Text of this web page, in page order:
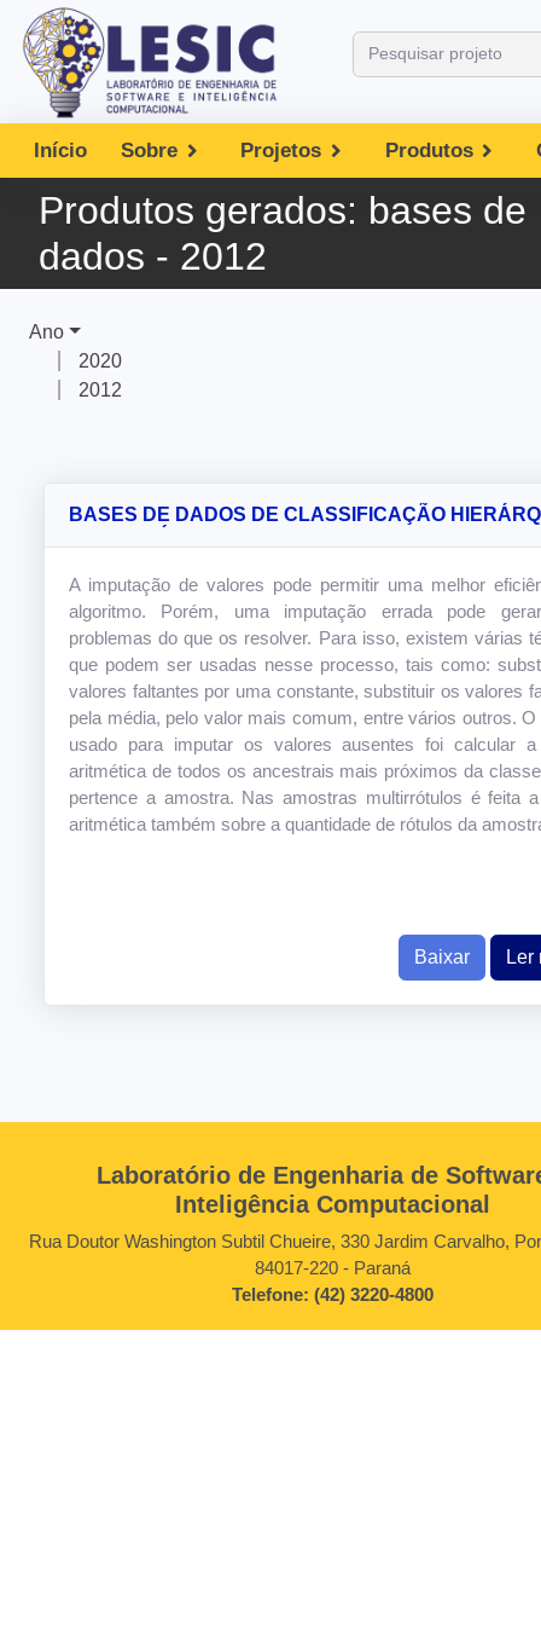
Início Sobre Projetos Produtos
Produtos gerados: bases de
dados - 2012
Ano
2020
2012
BASES DE DADOS DE CLASSIFICAÇÃO
A imputação de valores pode permitir uma melhor
algoritmo. Porém, uma imputação errada pode
problemas do que os resolver. Para isso, existem várias
que podem ser usadas nesse processo, tais como:
valores faltantes por uma constante, substituir os valores
pela média, pelo valor mais comum, entre vários outros. O
usado para imputar os valores ausentes foi calcular a
aritmética de todos os ancestrais mais próximos da
pertence a amostra. Nas amostras multirrótulos é feita
aritmética também sobre a quantidade de rótulos da
Baixar Ler
Laboratório de Engenharia de
Inteligência Computacional
Rua Doutor Washington Subtil Chueire, 330 Jardim Carvalho,
84017-220 - Paraná
Telefone: (42) 3220-4800